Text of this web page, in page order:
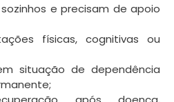
e precisam de apoio
físicas, cognitivas ou
situação de dependência